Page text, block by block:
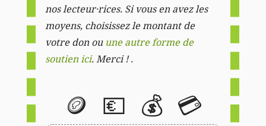
nos lecteur·rices. Si vous en avez les
moyens, choisissez le montant de
votre don ou une autre forme de
soutien ici. Merci ! .
🪙 💶 💰 💳